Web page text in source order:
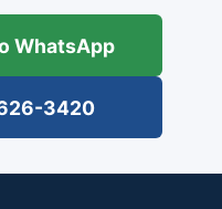
WhatsApp
3420